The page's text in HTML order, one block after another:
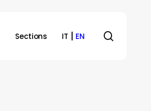
Sections IT EN